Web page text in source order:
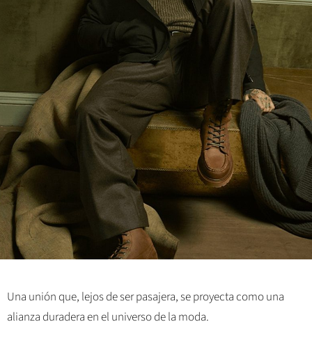
Una unión que, lejos de ser pasajera, se proyecta como una
alianza duradera en el universo de la moda.